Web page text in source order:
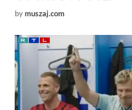
bymuszaj.com